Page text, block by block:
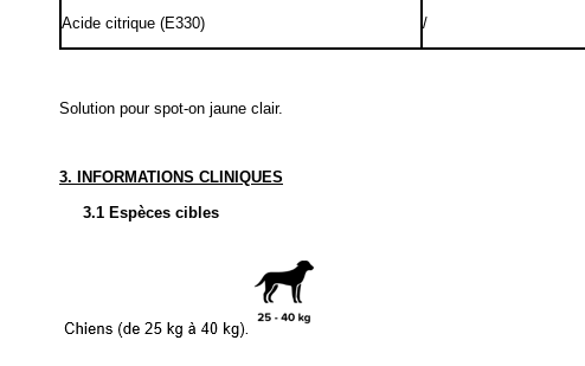
Acide citrique (E330) /
Solution pour spot-on jaune clair.
3. INFORMATIONS CLINIQUES
3.1 Espèces cibles